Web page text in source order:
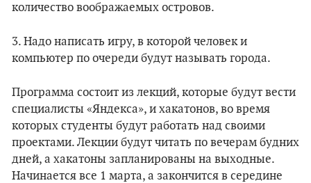
количество воображаемых островов.
3. Надо написать игру, в которой человек и
компьютер по очереди будут называть города.
Программа состоит из лекций, которые будут вести
специалисты «Яндекса», и хакатонов, во время
которых студенты будут работать над своими
проектами. Лекции будут читать по вечерам будних
дней, а хакатоны запланированы на выходные.
Начинается все 1 марта, а закончится в середине